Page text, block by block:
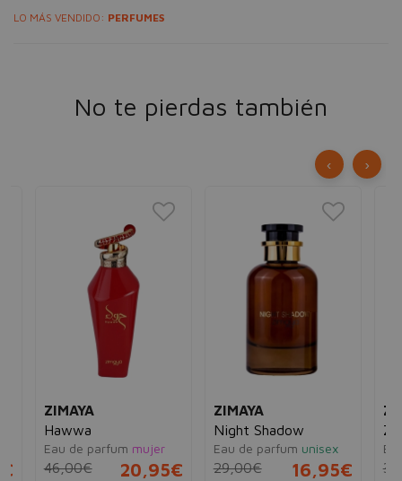
LO MÁS VENDIDO: PERFUMES
No te pierdas también
ZIMAYA
Hawwa
Eau de parfum mujer
46,00€ 20,95€
ZIMAYA
Night Shadow
Eau de parfum unisex
29,00€ 16,95€
‹ ›